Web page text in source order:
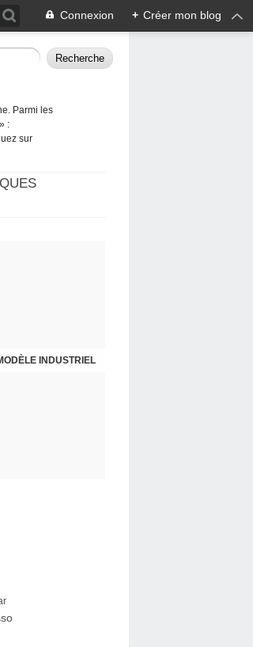
Connexion + Créer mon blog
Parmi les
:
sur
INDUSTRIEL
SECONDAIRES